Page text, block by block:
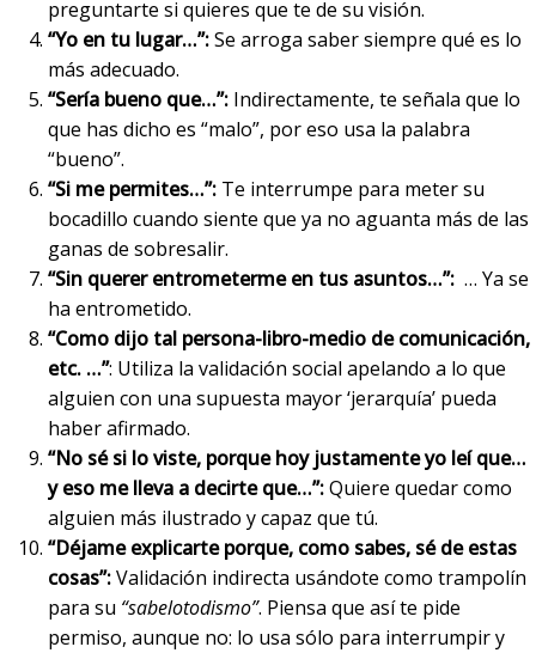
preguntarte si quieres que te de su visión.
“Yo en tu lugar…”:Se arroga saber siempre qué es lo
más adecuado.
“Sería bueno que…”: Indirectamente, te señala que lo
que has dicho es “malo”, por eso usa la palabra
“bueno”.
“Si me permites…”: Te interrumpe para meter su
bocadillo cuando siente que ya no aguanta más de las
ganas de sobresalir.
“Sin querer entrometerme en tus asuntos…”: … Ya se
ha entrometido.
“Como dijo tal persona-libro-medio de comunicación,
etc. …”: Utiliza la validación social apelando a lo que
alguien con una supuesta mayor ‘jerarquía’ pueda
haber afirmado.
“No sé si lo viste, porque hoy justamente yo leí que…
y eso me lleva a decirte que…”:Quiere quedar como
alguien más ilustrado y capaz que tú.
“Déjame explicarte porque, como sabes, sé de estas
cosas”:Validación indirecta usándote como trampolín
para su “sabelotodismo”. Piensa que así te pide
permiso, aunque no: lo usa sólo para interrumpir y